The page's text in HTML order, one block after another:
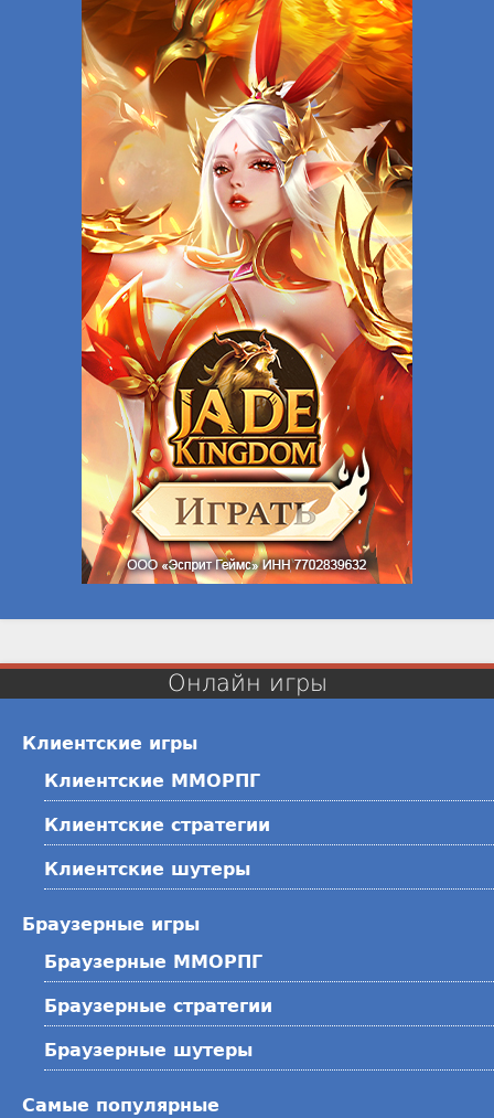
Онлайн игры
Клиентские игры
Клиентские ММОРПГ
Клиентские стратегии
Клиентские шутеры
Браузерные игры
Браузерные ММОРПГ
Браузерные стратегии
Браузерные шутеры
Самые популярные